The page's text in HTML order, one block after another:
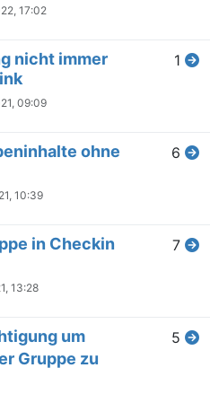
17:02
nicht immer
09:09
1
ohne
10:39
6
in Checkin
13:28
7
um
Gruppe zu
5